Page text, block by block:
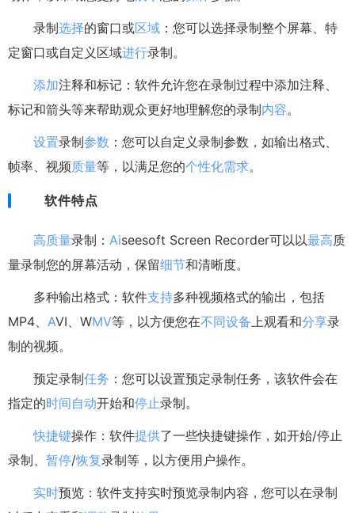
录制选择的窗口或区域 ：您可以选择录制整个屏幕、特
定窗口或自定义区域进行录制。
添加注释和标记：软件允许您在录制过程中添加注释、
标记和箭头等来帮助观众更好地理解您的录制内容。
设置录制参数 ：您可以自定义录制参数，如输出格式、
帧率、视频质量等，以满足您的个性化需求。
软件特点
高质量录制： Aiseesoft Screen Recorder可以以最高质
量录制您的屏幕活动，保留细节和清晰度。
多种输出格式：软件支持多种视频格式的输出，包括
MP4、 AVI、WMV等，以方便您在不同设备 上观看和分享录
制的视频。
预定录制任务 ：您可以设置预定录制任务，该软件会在
指定的时间自动开始和停止录制。
快捷键操作：软件提供了一些快捷键操作，如开始/停止
录制、 暂停/恢复录制等，以方便用户操作。
实时预览：软件支持实时预览录制内容，您可以在录制